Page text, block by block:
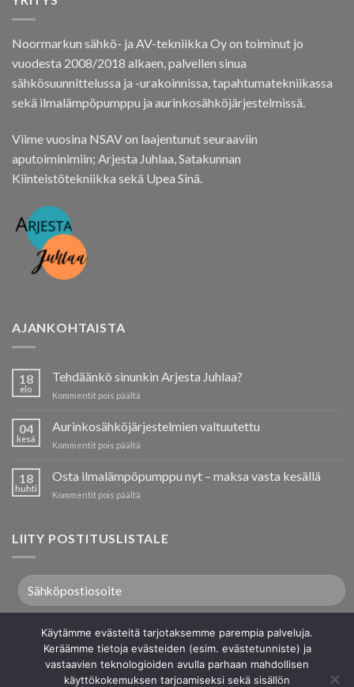
Noormarkun sähkö- ja AV-tekniikka Oy on toiminut jo
vuodesta 2008/2018 alkaen, palvellen sinua
sähkösuunnittelussa ja -urakoinnissa, tapahtumatekniikassa
sekä ilmalämpöpumppu ja aurinkosähköjärjestelmissä.
Viime vuosina NSAV on laajentunut seuraaviin
aputoiminimiin; Arjesta Juhlaa, Satakunnan
Kiinteistötekniikka sekä Upea Sinä.
AJANKOHTAISTA
18
elo
Tehdäänkö sinunkin Arjesta Juhlaa?
Kommentit pois päältä
sinunkin
Arjesta
04
kesä
Aurinkosähköjärjestelmien valtuutettu
Kommentit pois päältä
18
huhti
Osta ilmalämpöpumppu nyt – maksa vasta kesällä
Kommentit pois päältä
nyt
vasta
LIITY POSTITUSLISTALE
Käytämme evästeitä tarjotaksemme parempia palveluja.
Keräämme tietoja evästeiden (esim. evästetunniste) ja
vastaavien teknologioiden avulla parhaan mahdollisen
käyttökokemuksen tarjoamiseksi sekä sisällön